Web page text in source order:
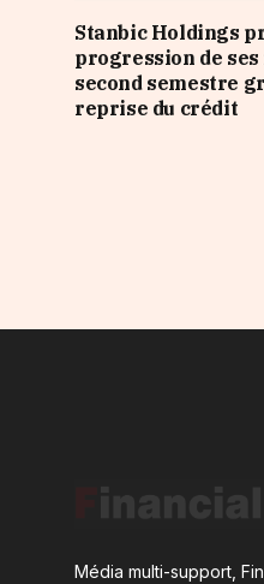
Stanbic Holdings
progression de ses
second semestre
reprise du crédit
Média multi-support,